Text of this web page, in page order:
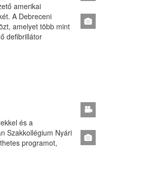
amerikai
A Debreceni
amelyet több mint
defibrillátor
és a
Szakkollégium Nyári
programot,